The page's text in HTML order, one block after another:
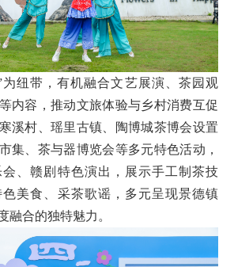
为纽带，有机融合文艺展演、茶园观
内容，推动文旅体验与乡村消费互促
溪村、瑶里古镇、陶博城茶博会设置
集、茶与器博览会等多元特色活动，
、赣剧特色演出，展示手工制茶技
美食、采茶歌谣，多元呈现景德镇
融合的独特魅力。